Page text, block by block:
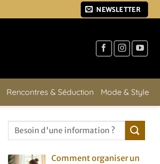
NEWSLETTER
Rencontres & Séduction Mode & Style
Comment organiser un